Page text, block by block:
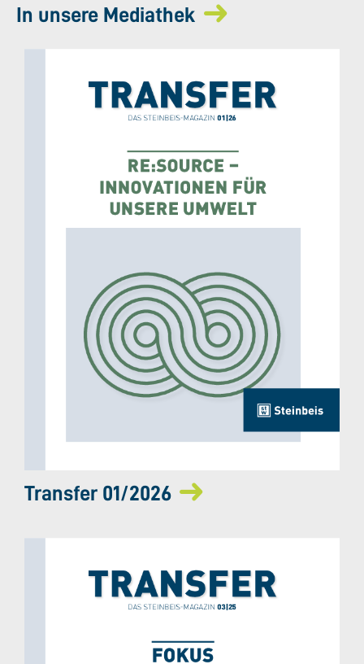
In unsere Mediathek
Transfer 01/2026